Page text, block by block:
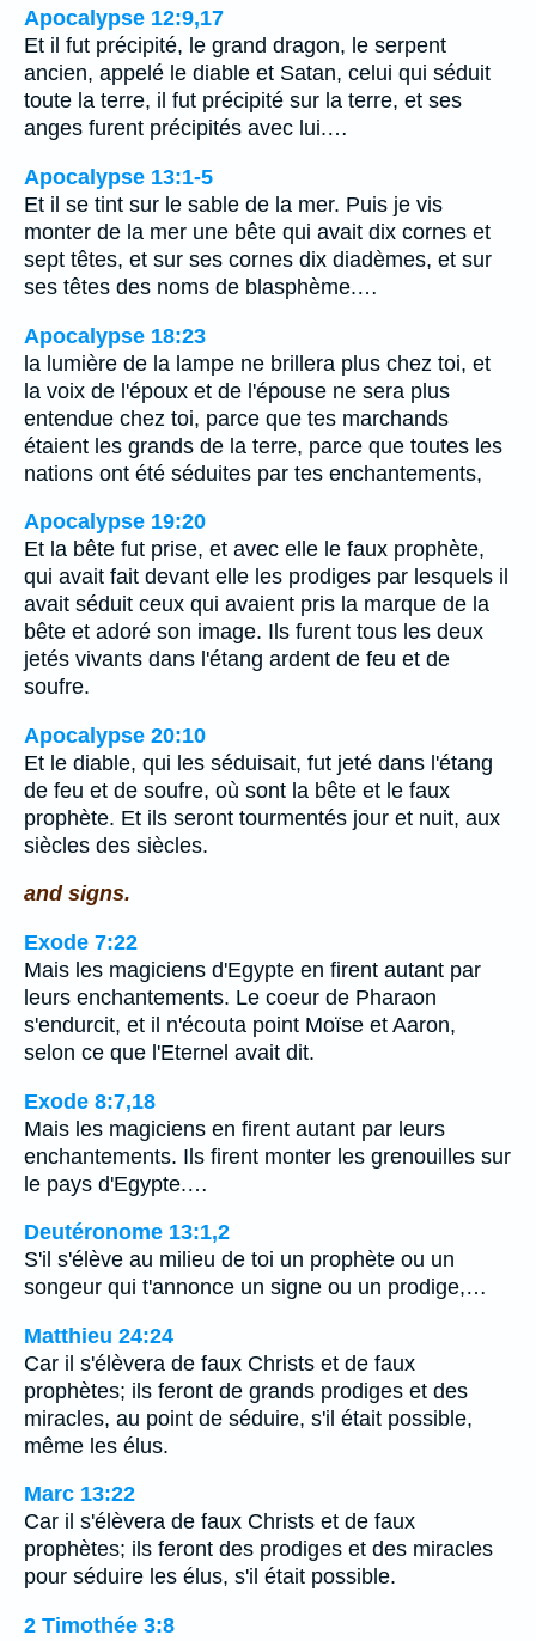
Apocalypse 12:9,17
Et il fut précipité, le grand dragon, le serpent
ancien, appelé le diable et Satan, celui qui séduit
toute la terre, il fut précipité sur la terre, et ses
anges furent précipités avec lui.…
Apocalypse 13:1-5
Et il se tint sur le sable de la mer. Puis je vis
monter de la mer une bête qui avait dix cornes et
sept têtes, et sur ses cornes dix diadèmes, et sur
ses têtes des noms de blasphème.…
Apocalypse 18:23
la lumière de la lampe ne brillera plus chez toi, et
la voix de l'époux et de l'épouse ne sera plus
entendue chez toi, parce que tes marchands
étaient les grands de la terre, parce que toutes les
nations ont été séduites par tes enchantements,
Apocalypse 19:20
Et la bête fut prise, et avec elle le faux prophète,
qui avait fait devant elle les prodiges par lesquels il
avait séduit ceux qui avaient pris la marque de la
bête et adoré son image. Ils furent tous les deux
jetés vivants dans l'étang ardent de feu et de
soufre.
Apocalypse 20:10
Et le diable, qui les séduisait, fut jeté dans l'étang
de feu et de soufre, où sont la bête et le faux
prophète. Et ils seront tourmentés jour et nuit, aux
siècles des siècles.
and signs.
Exode 7:22
Mais les magiciens d'Egypte en firent autant par
leurs enchantements. Le coeur de Pharaon
s'endurcit, et il n'écouta point Moïse et Aaron,
selon ce que l'Eternel avait dit.
Exode 8:7,18
Mais les magiciens en firent autant par leurs
enchantements. Ils firent monter les grenouilles sur
le pays d'Egypte.…
Deutéronome 13:1,2
S'il s'élève au milieu de toi un prophète ou un
songeur qui t'annonce un signe ou un prodige,…
Matthieu 24:24
Car il s'élèvera de faux Christs et de faux
prophètes; ils feront de grands prodiges et des
miracles, au point de séduire, s'il était possible,
même les élus.
Marc 13:22
Car il s'élèvera de faux Christs et de faux
prophètes; ils feront des prodiges et des miracles
pour séduire les élus, s'il était possible.
2 Timothée 3:8